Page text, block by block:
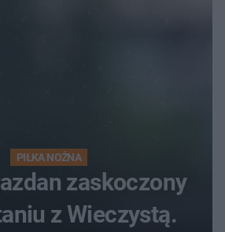
PIŁKA NOŻNA
zaskoczony
z Wieczystą.